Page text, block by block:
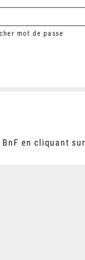
mot de passe
en cliquant sur